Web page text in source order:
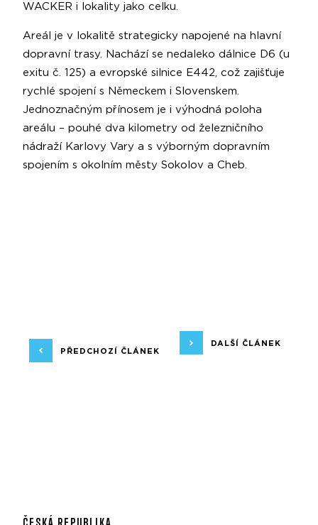
WACKER i lokality jako celku.
Areál je v lokalitě strategicky napojené na hlavní
dopravní trasy. Nachází se nedaleko dálnice D6 (u
exitu č. 125) a evropské silnice E442, což zajišťuje
rychlé spojení s Německem i Slovenskem.
Jednoznačným přínosem je i výhodná poloha
areálu – pouhé dva kilometry od železničního
nádraží Karlovy Vary a s výborným dopravním
spojením s okolním městy Sokolov a Cheb.
PŘEDCHOZÍ ČLÁNEK
DALŠÍ ČLÁNEK
ČESKÁ REPUBLIKA